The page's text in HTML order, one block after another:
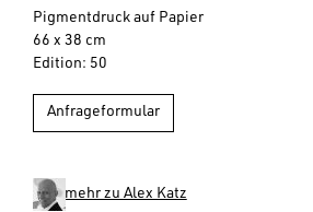
Pigmentdruck auf Papier
66 x 38 cm
Edition: 50
Anfrageformular
mehr zu Alex Katz